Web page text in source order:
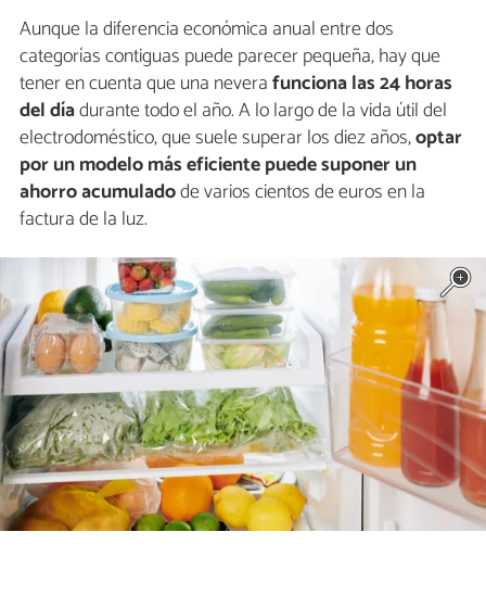
Aunque la diferencia económica anual entre dos
categorías contiguas puede parecer pequeña, hay que
tener en cuenta que una neverafunciona las 24 horas
del díadurante todo el año. A lo largo de la vida útil del
electrodoméstico, que suele superar los diez años,optar
por un modelo más eficiente puede suponer un
ahorro acumuladode varios cientos de euros en la
factura de la luz.